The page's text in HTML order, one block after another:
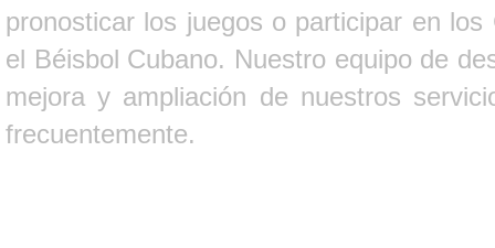
pronosticar los juegos o participar en
el Béisbol Cubano. Nuestro equipo de
mejora y ampliación de nuestros
frecuentemente.